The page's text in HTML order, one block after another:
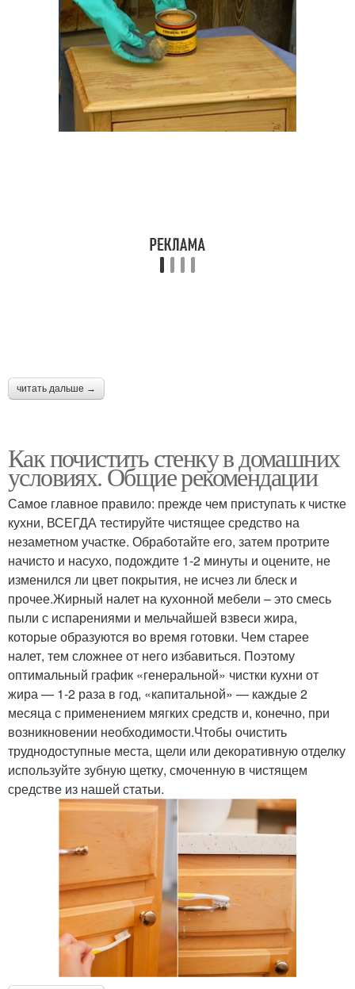
читать дальше →
Как почистить стенку в домашних
условиях. Общие рекомендации
Самое главное правило: прежде чем приступать к чистке
кухни, ВСЕГДА тестируйте чистящее средство на
незаметном участке. Обработайте его, затем протрите
начисто и насухо, подождите 1-2 минуты и оцените, не
изменился ли цвет покрытия, не исчез ли блеск и
прочее.Жирный налет на кухонной мебели – это смесь
пыли с испарениями и мельчайшей взвеси жира,
которые образуются во время готовки. Чем старее
налет, тем сложнее от него избавиться. Поэтому
оптимальный график «генеральной» чистки кухни от
жира — 1-2 раза в год, «капитальной» — каждые 2
месяца с применением мягких средств и, конечно, при
возникновении необходимости.Чтобы очистить
труднодоступные места, щели или декоративную отделку
используйте зубную щетку, смоченную в чистящем
средстве из нашей статьи.